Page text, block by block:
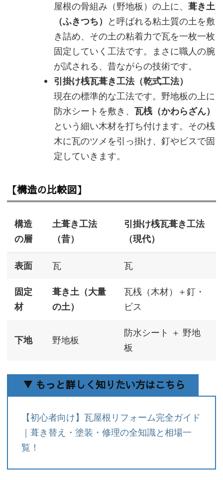
屋根の骨組み（野地板）の上に、 葺き土
（ふきつち） と呼ばれる粘土質の土を敷
き詰め、その土の粘着力で瓦を一枚一枚
固定していく工法です。まさに職人の腕
が試される、昔ながらの技術です。
引掛け桟瓦葺き工法（乾式工法）
現在の標準的な工法です。野地板の上に
防水シートを敷き、 瓦桟（かわらざん）
という細い木材を打ち付けます。その桟
木に瓦のツメを引っ掛け、釘やビスで固
定していきます。
【構造の比較図】
構造
の層
土葺き工法
（昔）
引掛け桟瓦葺き工法
（現代）
表面 瓦 瓦
固定
材
葺き土（大量
の土）
瓦桟（木材）＋釘・
ビス
下地 野地板
防水シート ＋ 野地
板
▼ もっと詳しく知りたい方はこちら
【初心者向け】瓦屋根リフォーム完全ガイド
｜葺き替え・塗装・修理の全知識と相場一
覧！